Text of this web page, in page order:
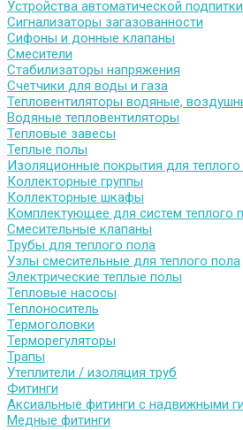
Устройства автоматической подпитки
Сигнализаторы загазованности
Сифоны и донные клапаны
Смесители
Стабилизаторы напряжения
Счетчики для воды и газа
Тепловентиляторы водяные,
Водяные тепловентиляторы
Тепловые завесы
Теплые полы
Изоляционные покрытия для
Коллекторные группы
Коллекторные шкафы
Комплектующее для систем теплого
Смесительные клапаны
Трубы для теплого пола
Узлы смесительные для теплого пола
Электрические теплые полы
Тепловые насосы
Теплоноситель
Термоголовки
Терморегуляторы
Трапы
Утеплители / изоляция труб
Фитинги
Аксиальные фитинги с надвижными
Медные фитинги